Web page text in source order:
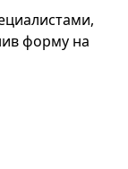
форму на